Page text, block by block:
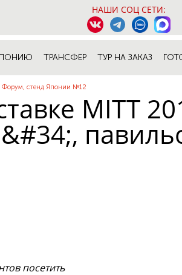
НАШИ СОЦ СЕТИ:
ТРАНСФЕР ТУР НА ЗАКАЗ
Форум, стенд Японии №12
MITT
посетить